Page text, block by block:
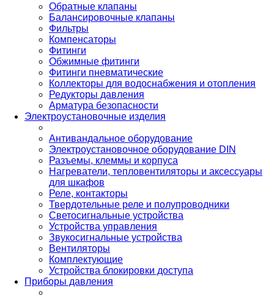
Обратные клапаны
Балансировочные клапаны
Фильтры
Компенсаторы
Фитинги
Обжимные фитинги
Фитинги пневматические
Коллекторы для водоснабжения и отопления
Редукторы давления
Арматура безопасности
Электроустановочные изделия
Антивандальное оборудование
Электроустановочное оборудование DIN
Разъемы, клеммы и корпуса
Нагреватели, тепловентиляторы и аксессуары
для шкафов
Реле, контакторы
Твердотельные реле и полупроводники
Светосигнальные устройства
Устройства управления
Звукосигнальные устройства
Вентиляторы
Комплектующие
Устройства блокировки доступа
Приборы давления